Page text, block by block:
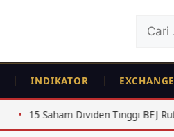
Cari
INDIKATOR
15 Saham Dividen Tinggi BEJ Rutin 4